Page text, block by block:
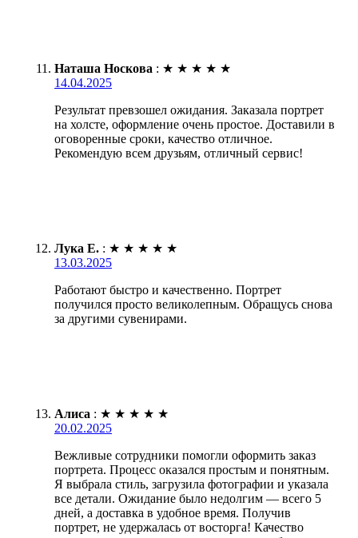
Наташа Носкова : ★ ★ ★ ★ ★
14.04.2025
Результат превзошел ожидания. Заказала портрет
на холсте, оформление очень простое. Доставили в
оговоренные сроки, качество отличное.
Рекомендую всем друзьям, отличный сервис!
Лука Е. : ★ ★ ★ ★ ★
13.03.2025
Работают быстро и качественно. Портрет
получился просто великолепным. Обращусь снова
за другими сувенирами.
Алиса : ★ ★ ★ ★ ★
20.02.2025
Вежливые сотрудники помогли оформить заказ
портрета. Процесс оказался простым и понятным.
Я выбрала стиль, загрузила фотографии и указала
все детали. Ожидание было недолгим — всего 5
дней, а доставка в удобное время. Получив
портрет, не удержалась от восторга! Качество